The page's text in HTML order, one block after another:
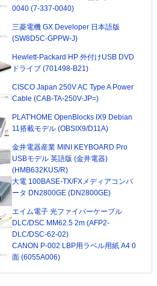
0040 (7-337-0040)
三菱電機 GX Developer 日本語版
(SW8D5C-GPPW-J)
Hewlett-Packard HP 外付けUSB DVD
ドライブ (701498-B21)
CISCO Japan 250V AC Type A Power
Cable (CAB-TA-250V-JP=)
PLAT'HOME OpenBlocks IX9 Debian
11搭載モデル (OBSIX9/D11A)
金井電器産業 MINI KEYBOARD Pro
USBモデル 英語版 (金井電器)
(HMB632KUS/R)
大電 100BASE-TX/FXメディアコンバ
ータ DN2800GE (DN2800GE)
エイム電子 光ファイバーケーブル
DLC/DSC MM62.5 2m (AFP2-
DLC/DSC-62-02)
CANON P-002 LBP用ラベル用紙 A4 0
面 (6055A006)